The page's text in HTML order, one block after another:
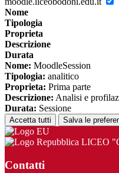
Nome
Tipologia
Proprieta
Descrizione
Durata
Nome: MoodleSession
Tipologia: analitico
Proprieta: Prima parte
Descrizione: Analisi e
Durata: Sessione
Accetta tutti Salva le
LICEO
Contatti